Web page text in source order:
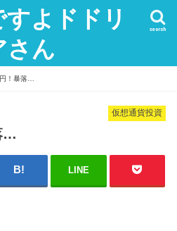
よドドリ
さん
search
！暴落…
仮想通貨投資
…
LINE